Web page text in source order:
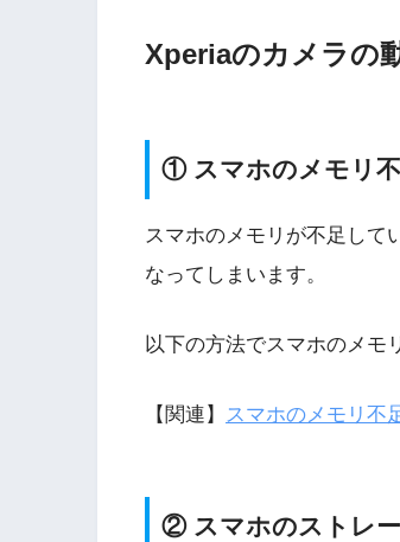
Xperiaのカメラの
① スマホのメモリ
スマホのメモリが不足して
なってしまいます。
以下の方法でスマホのメモ
【関連】 スマホのメモリ不
② スマホのストレ